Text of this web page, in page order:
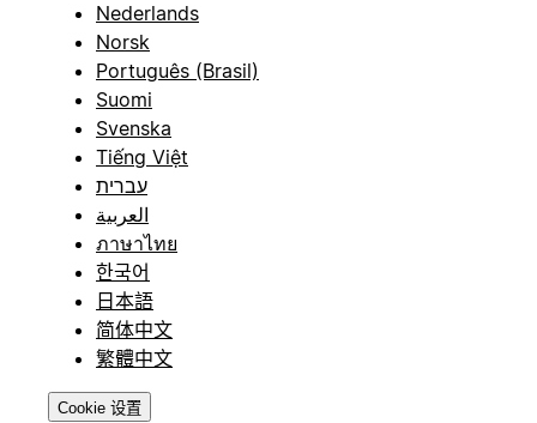
Nederlands
Norsk
Português (Brasil)
Suomi
Svenska
Tiếng Việt
עברית
العربية
ภาษาไทย
한국어
日本語
简体中文
繁體中文
Cookie 设置